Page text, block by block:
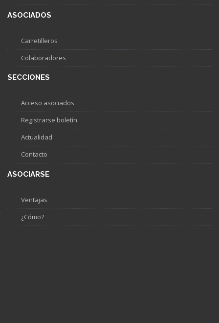
ASOCIADOS
Carretilleros
Colaboradores
SECCIONES
Acceso asociados
Registrarse boletín
Actualidad
Contacto
ASOCIARSE
Ventajas
¿Cómo?